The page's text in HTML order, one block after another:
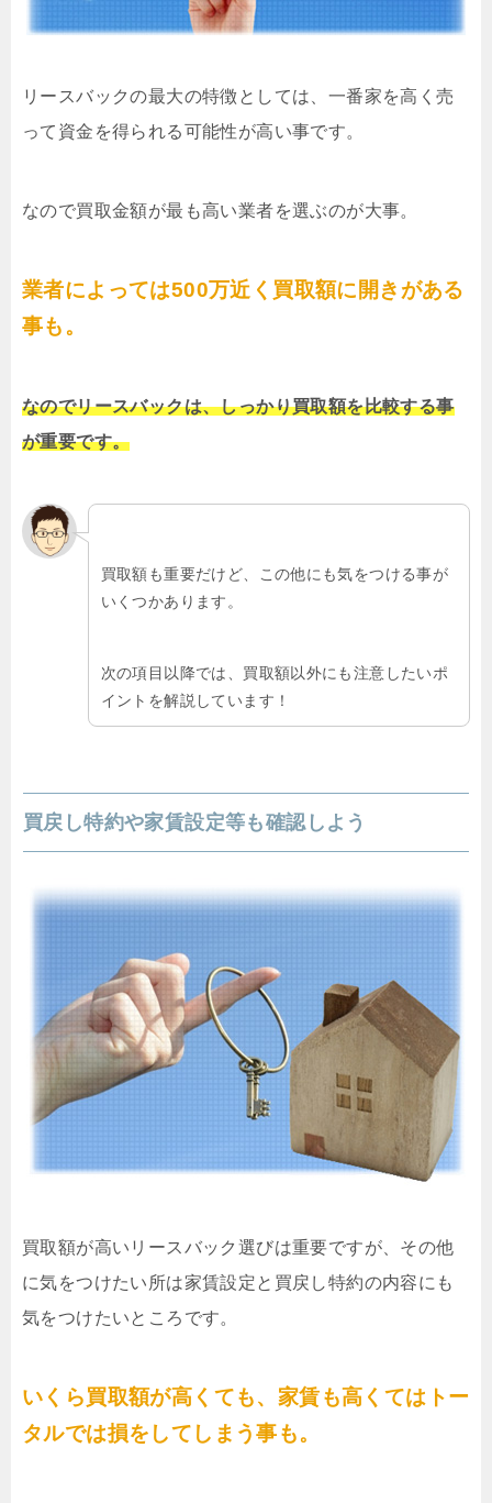
リースバックの最大の特徴としては、一番家を高く売
って資金を得られる可能性が高い事です。
なので買取金額が最も高い業者を選ぶのが大事。
業者によっては500万近く買取額に開きがある
事も。
なのでリースバックは、しっかり買取額を比較する事
が重要です。
買取額も重要だけど、この他にも気をつける事が
いくつかあります。
次の項目以降では、買取額以外にも注意したいポ
イントを解説しています！
買戻し特約や家賃設定等も確認しよう
買取額が高いリースバック選びは重要ですが、その他
に気をつけたい所は家賃設定と買戻し特約の内容にも
気をつけたいところです。
いくら買取額が高くても、家賃も高くてはトー
タルでは損をしてしまう事も。